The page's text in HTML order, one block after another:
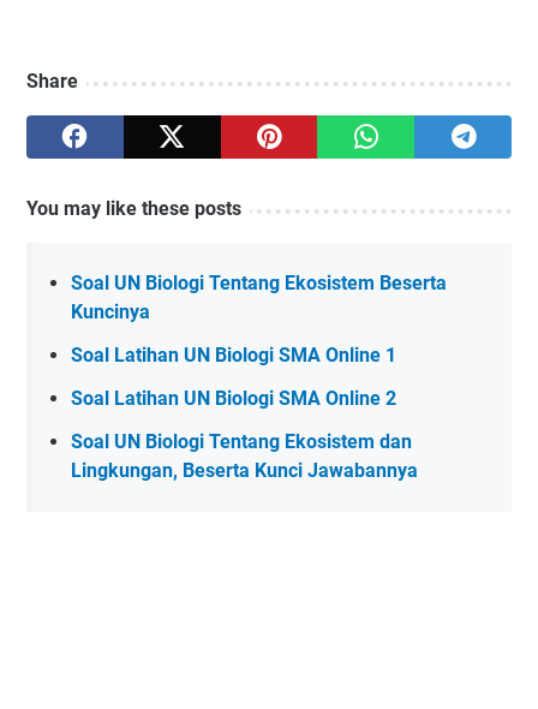
Share
You may like these posts
Soal UN Biologi Tentang Ekosistem Beserta
Kuncinya
Soal Latihan UN Biologi SMA Online 1
Soal Latihan UN Biologi SMA Online 2
Soal UN Biologi Tentang Ekosistem dan
Lingkungan, Beserta Kunci Jawabannya